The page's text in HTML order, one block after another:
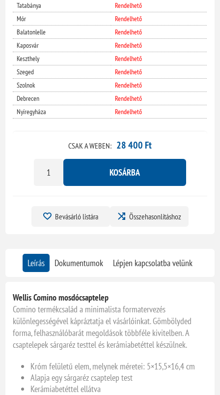
Tatabánya
Rendelhető
Mór
Rendelhető
Balatonlelle
Rendelhető
Kaposvár
Rendelhető
Keszthely
Rendelhető
Szeged
Rendelhető
Szolnok
Rendelhető
Debrecen
Rendelhető
Nyíregyháza
Rendelhető
CSAK A WEBEN: 28 400 Ft
KOSÁRBA
Bevásárló listára Összehasonlításhoz
Leírás Dokumentumok Lépjen kapcsolatba velünk
Wellis Comino mosdócsaptelep
Comino termékcsalád a minimalista formatervezés
különlegességével kápráztatja el vásárlóinkat. Gömbölyded
forma, felhasználóbarát megoldások többféle kivitelben. A
csaptelepek sárgaréz testtel és kerámiabetéttel készülnek.
Króm felületű elem, melynek méretei: 5×15,5×16,4 cm
Alapja egy sárgaréz csaptelep test
Kerámiabetéttel ellátva